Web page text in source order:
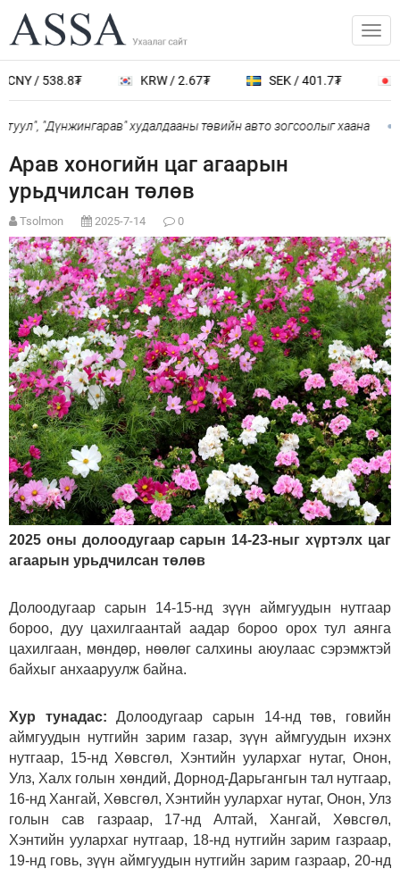
/ 538.8₮ KRW / 2.67₮ SEK / 401.7₮
"Дүнжингарав" худалдааны төвийн авто зогсоолыг хаана
Арав хоногийн цаг агаарын
урьдчилсан төлөв
Tsolmon 2025-7-14 0
2025 оны долоодугаар сарын 14-23-ныг хүртэлх цаг
агаарын урьдчилсан төлөв
Долоодугаар сарын 14-15-нд зүүн аймгуудын нутгаар
бороо, дуу цахилгаантай аадар бороо орох тул аянга
цахилгаан, мөндөр, нөөлөг салхины аюулаас сэрэмжтэй
байхыг анхааруулж байна.
Хур тунадас: Долоодугаар сарын 14-нд төв, говийн
аймгуудын нутгийн зарим газар, зүүн аймгуудын ихэнх
нутгаар, 15-нд Хөвсгөл, Хэнтийн уулархаг нутаг, Онон,
Улз, Халх голын хөндий, Дорнод-Дарьгангын тал нутгаар,
16-нд Хангай, Хөвсгөл, Хэнтийн уулархаг нутаг, Онон, Улз
голын сав газраар, 17-нд Алтай, Хангай, Хөвсгөл,
Хэнтийн уулархаг нутгаар, 18-нд нутгийн зарим газраар,
19-нд говь, зүүн аймгуудын нутгийн зарим газраар, 20-нд